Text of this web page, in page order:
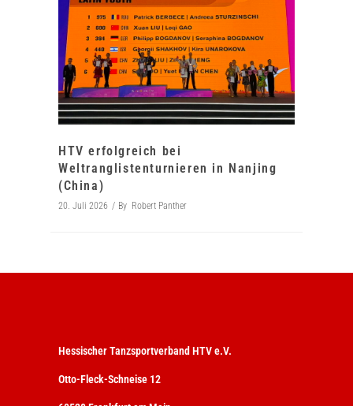
HTV erfolgreich bei
Weltranglistenturnieren in Nanjing
(China)
20. Juli 2026 By Robert Panther
Hessischer Tanzsportverband HTV e.V.
Otto-Fleck-Schneise 12